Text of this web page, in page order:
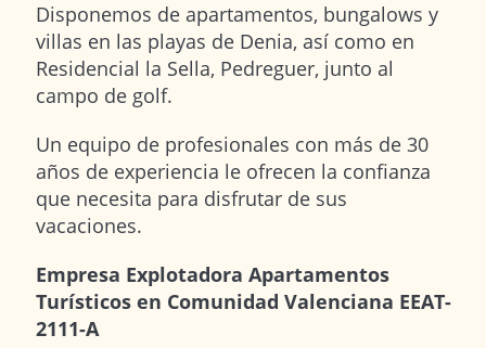
Disponemos de apartamentos, bungalows y
villas en las playas de Denia, así como en
Residencial la Sella, Pedreguer, junto al
campo de golf.
Un equipo de profesionales con más de 30
años de experiencia le ofrecen la confianza
que necesita para disfrutar de sus
vacaciones.
Empresa Explotadora Apartamentos
Turísticos en Comunidad Valenciana EEAT-
2111-A